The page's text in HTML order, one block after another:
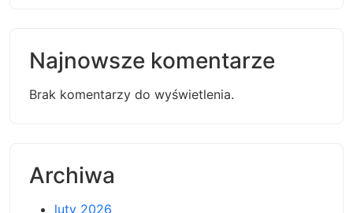
Najnowsze komentarze
Brak komentarzy do wyświetlenia.
Archiwa
luty 2026